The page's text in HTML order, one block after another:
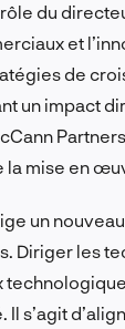
du
et
de
un impact
la mise en
un
Diriger les
Il s’agit